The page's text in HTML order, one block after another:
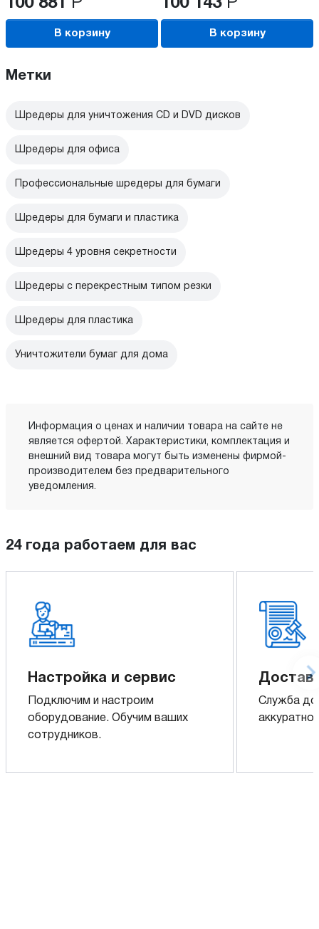
100 881 Р
В корзину
100 143 Р
В корзину
Метки
Шредеры для уничтожения CD и DVD дисков
Шредеры для офиса
Профессиональные шредеры для бумаги
Шредеры для бумаги и пластика
Шредеры 4 уровня секретности
Шредеры с перекрестным типом резки
Шредеры для пластика
Уничтожители бумаг для дома
Информация о ценах и наличии товара на сайте не
является офертой. Характеристики, комплектация и
внешний вид товара могут быть изменены фирмой-
производителем без предварительного
уведомления.
24 года работаем для вас
Настройка и сервис
Подключим и настроим
оборудование. Обучим ваших
сотрудников.
Служба
аккуратно